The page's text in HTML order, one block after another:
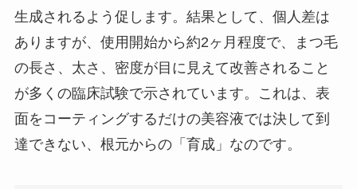
生成されるよう促します。結果として、個人差は
ありますが、使用開始から約2ヶ月程度で、まつ毛
の長さ、太さ、密度が目に見えて改善されること
が多くの臨床試験で示されています。これは、表
面をコーティングするだけの美容液では決して到
達できない、根元からの「育成」なのです。